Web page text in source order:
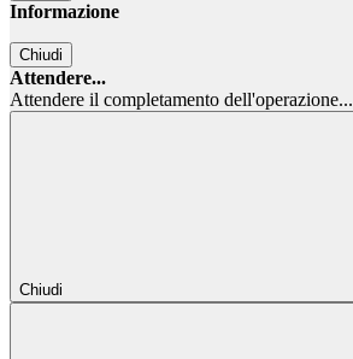
Informazione
Chiudi
Attendere...
Attendere il completamento dell'operazione...
Chiudi